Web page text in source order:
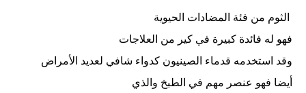
الثوم من فئة المضادات الحيوية
فهو له فائدة كبيرة في كير من العلاجات
وقد استخدمه قدماء الصينيون كدواء شافي لعديد الأمراض
أيضا فهو عنصر مهم في الطبخ والذي